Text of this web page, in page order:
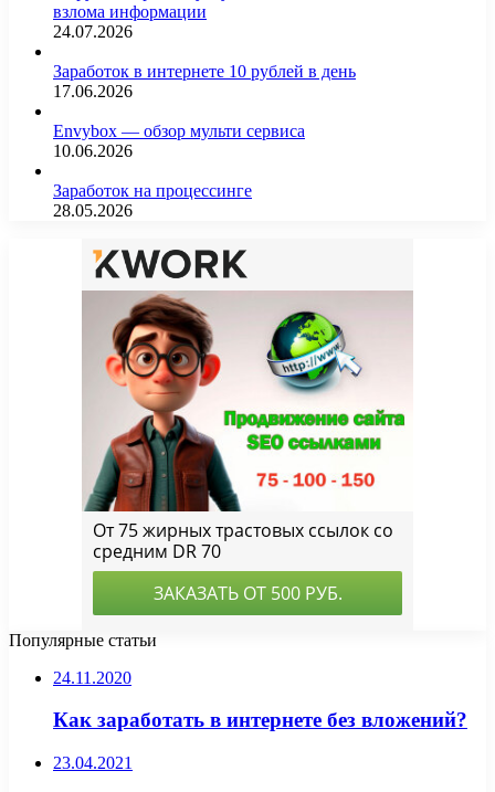
взлома информации
24.07.2026
Заработок в интернете 10 рублей в день
17.06.2026
Envybox — обзор мульти сервиса
10.06.2026
Заработок на процессинге
28.05.2026
Популярные статьи
24.11.2020
Как заработать в интернете без вложений?
23.04.2021